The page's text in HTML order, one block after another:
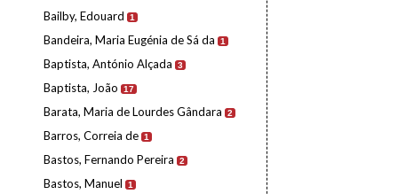
Bailby, Edouard 1
Bandeira, Maria Eugénia de Sá da 1
Baptista, António Alçada 3
Baptista, João 17
Barata, Maria de Lourdes Gândara 2
Barros, Correia de 1
Bastos, Fernando Pereira 2
Bastos, Manuel 1